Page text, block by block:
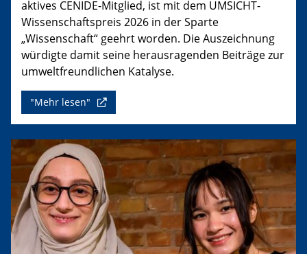
aktives CENIDE-Mitglied, ist mit dem UMSICHT-
Wissenschaftspreis 2026 in der Sparte
„Wissenschaft“ geehrt worden. Die Auszeichnung
würdigte damit seine herausragenden Beiträge zur
umweltfreundlichen Katalyse.
"Mehr lesen"